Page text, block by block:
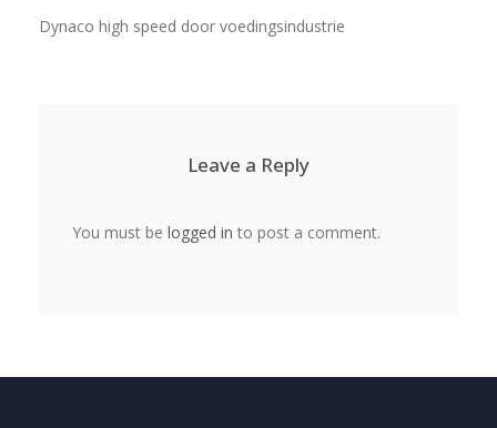
Dynaco high speed door voedingsindustrie
Leave a Reply
You must be logged in to post a comment.